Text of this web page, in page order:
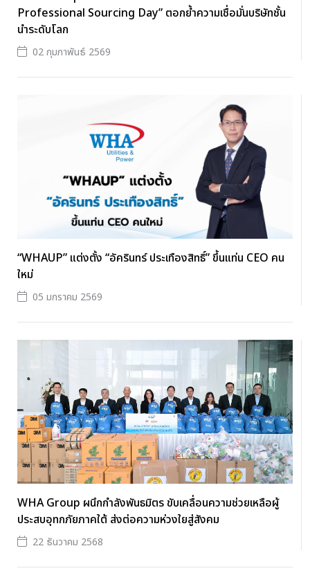
Professional Sourcing Day” ตอกย้ำความเชื่อมั่นบริษัทชั้น
นำระดับโลก
02 กุมภาพันธ์ 2569
“WHAUP” แต่งตั้ง “อัครินทร์ ประเทืองสิทธิ์” ขึ้นแท่น CEO คน
ใหม่
05 มกราคม 2569
WHA Group ผนึกกำลังพันธมิตร ขับเคลื่อนความช่วยเหลือผู้
ประสบอุทกภัยภาคใต้ ส่งต่อความห่วงใยสู่สังคม
22 ธันวาคม 2568